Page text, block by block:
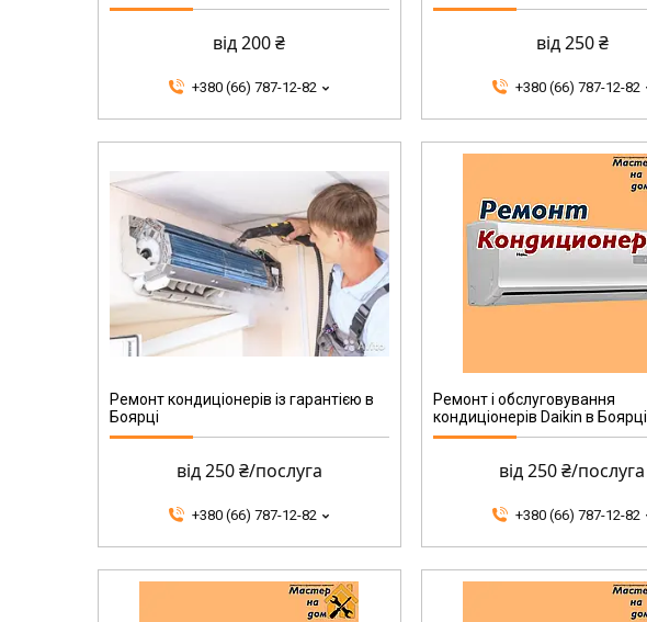
від 200 ₴
+380 (66) 787-12-82
від 250 ₴
+380 (66) 787-12-82
Ремонт кондиціонерів із гарантією в
Боярці
від 250 ₴/послуга
+380 (66) 787-12-82
Ремонт і обслуговування
кондиціонерів Daikin в Боярці
від 250 ₴/послуга
+380 (66) 787-12-82